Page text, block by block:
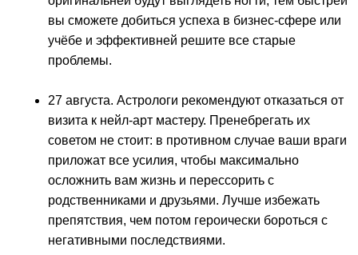
вы сможете добиться успеха в бизнес-сфере или
учёбе и эффективней решите все старые
проблемы.
27 августа. Астрологи рекомендуют отказаться от
визита к нейл-арт мастеру. Пренебрегать их
советом не стоит: в противном случае ваши враги
приложат все усилия, чтобы максимально
осложнить вам жизнь и перессорить с
родственниками и друзьями. Лучше избежать
препятствия, чем потом героически бороться с
негативными последствиями.